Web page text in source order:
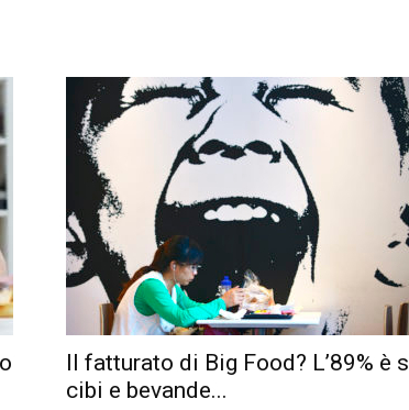
Il fatturato di Big Food? L’89% è
cibi e bevande...